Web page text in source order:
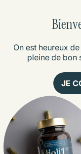
On est heureux
pleine de bon
JE